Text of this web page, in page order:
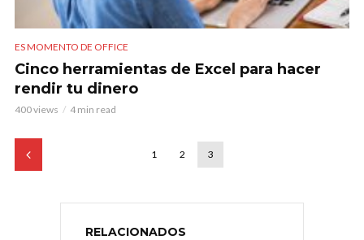
ES MOMENTO DE OFFICE
Cinco herramientas de Excel para hacer
rendir tu dinero
400 views 4 min read
1 2 3
RELACIONADOS